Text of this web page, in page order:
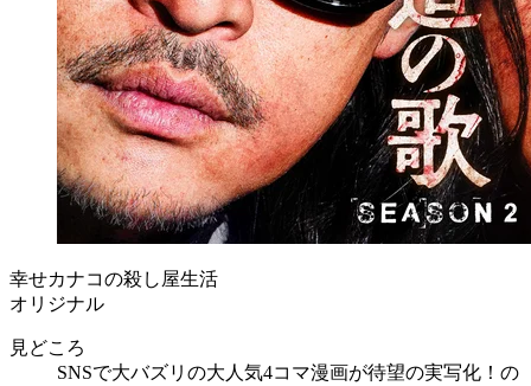
幸せカナコの殺し屋生活
オリジナル
見どころ
SNSで大バズリの大人気4コマ漫画が待望の実写化！の